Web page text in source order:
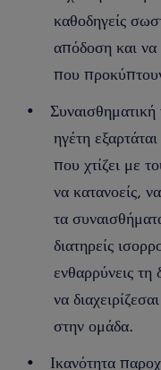
καθοδηγείς
απόδοση και να
που
ηγέτη
που χτίζει με
να κατανοείς,
τα
διατηρείς
ενθαρρύνεις
να
στην ομάδα.
Ικανότητα